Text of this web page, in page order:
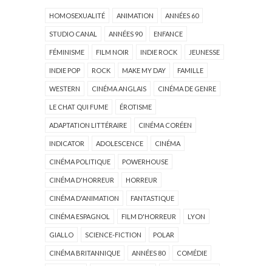
HOMOSEXUALITÉ ANIMATION ANNÉES 60
STUDIO CANAL ANNÉES 90 ENFANCE
FÉMINISME FILM NOIR INDIE ROCK JEUNESSE
INDIE POP ROCK MAKE MY DAY FAMILLE
WESTERN CINÉMA ANGLAIS CINÉMA DE GENRE
LE CHAT QUI FUME ÉROTISME
ADAPTATION LITTÉRAIRE CINÉMA CORÉEN
INDICATOR ADOLESCENCE CINÉMA
CINÉMA POLITIQUE POWERHOUSE
CINÉMA D'HORREUR HORREUR
CINÉMA D'ANIMATION FANTASTIQUE
CINÉMA ESPAGNOL FILM D'HORREUR LYON
GIALLO SCIENCE-FICTION POLAR
CINÉMA BRITANNIQUE ANNÉES 80 COMÉDIE